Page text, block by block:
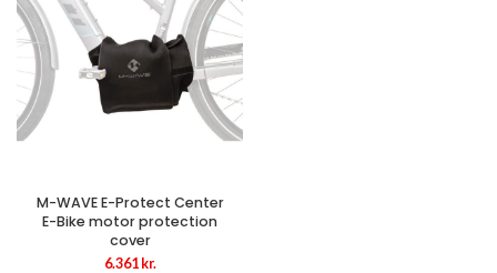
M-WAVE E-Protect Center
E-Bike motor protection
cover
6.361 kr.